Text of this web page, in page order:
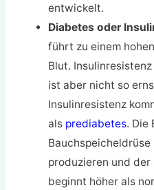
entwickelt.
Diabetes oder
führt zu einem
Blut.
ist aber nicht so
Insulinresistenz
als prediabetes. Die
produzieren und der
beginnt höher als